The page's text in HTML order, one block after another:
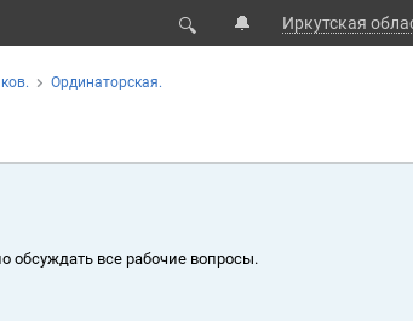
🔍 🔔 Иркутская
Ординаторская.
обсуждать все рабочие вопросы.